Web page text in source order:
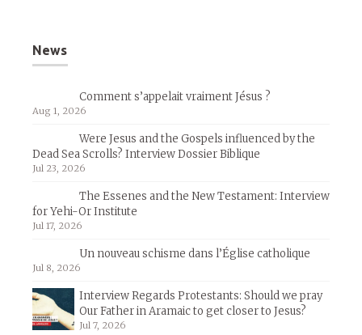
News
Comment s’appelait vraiment Jésus ?
Aug 1, 2026
Were Jesus and the Gospels influenced by the
Dead Sea Scrolls? Interview Dossier Biblique
Jul 23, 2026
The Essenes and the New Testament: Interview
for Yehi-Or Institute
Jul 17, 2026
Un nouveau schisme dans l’Église catholique
Jul 8, 2026
Interview Regards Protestants: Should we pray
Our Father in Aramaic to get closer to Jesus?
Jul 7, 2026